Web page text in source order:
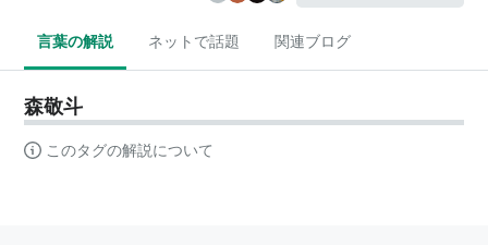
言葉の解説 ネットで話題 関連ブログ
森敬斗
このタグの解説について